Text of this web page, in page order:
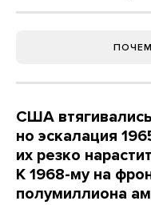
США
но эскалация
их резко
К 1968-му на
полумиллиона